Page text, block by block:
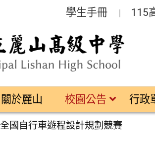
學生手冊 115
關於麗山 校園公告 行政
全國自行車遊程設計規劃競賽